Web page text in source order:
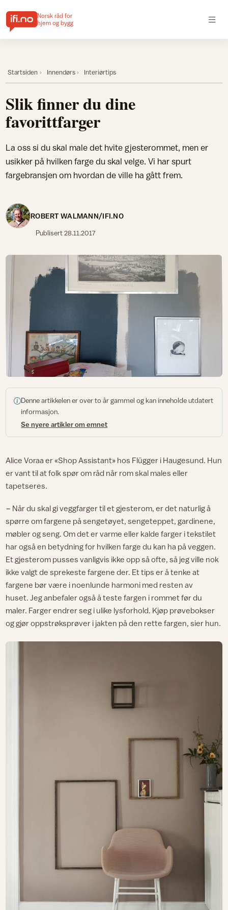
Norsk råd for
hjem og bygg
Startsiden Innendørs Interiørtips
Slik finner du dine
favorittfarger
La oss si du skal male det hvite gjesterommet, men er
usikker på hvilken farge du skal velge. Vi har spurt
fargebransjen om hvordan de ville ha gått frem.
ROBERT WALMANN/IFI.NO
Publisert28.11.2017
Denne artikkelen er over to år gammel og kan inneholde utdatert
informasjon.
Se nyere artikler om emnet
Alice Voraa er «Shop Assistant» hos Flügger i Haugesund. Hun
er vant til at folk spør om råd når rom skal males eller
tapetseres.
− Når du skal gi veggfarger til et gjesterom, er det naturlig å
spørre om fargene på sengetøyet, sengeteppet, gardinene,
møbler og seng. Om det er varme eller kalde farger i tekstilet
har også en betydning for hvilken farge du kan ha på veggen.
Et gjesterom pusses vanligvis ikke opp så ofte, så jeg ville nok
ikke valgt de sprekeste fargene der. Et tips er å tenke at
fargene bør være i noenlunde harmoni med resten av
huset. Jeg anbefaler også å teste fargen i rommet før du
maler. Farger endrer seg i ulike lysforhold. Kjøp prøvebokser
og gjør oppstrøksprøver i jakten på den rette fargen, sier hun.